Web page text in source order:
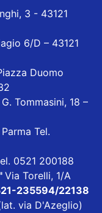
3 - 43121
6/D – 43121
Duomo
Tommasini, 18 –
Tel.
0521 200188
Via Torelli, 1/A
235594/22138
via D'Azeglio)